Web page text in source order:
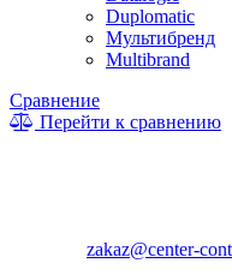
Duplomatic
Мультибренд
Multibrand
Сравнение
Перейти к сравнению
* Информация на сайте
производителем в
zakaz@center-